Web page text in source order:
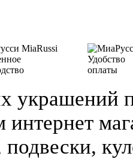
Удобство
оплаты
украшений
подвески,